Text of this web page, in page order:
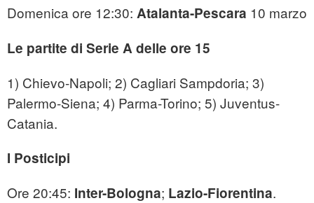
Domenica ore 12:30: Atalanta-Pescara 10 marzo
Le partite di Serie A delle ore 15
1) Chievo-Napoli; 2) Cagliari Sampdoria; 3)
Palermo-Siena; 4) Parma-Torino; 5) Juventus-
Catania.
I Posticipi
Ore 20:45: Inter-Bologna; Lazio-Fiorentina.